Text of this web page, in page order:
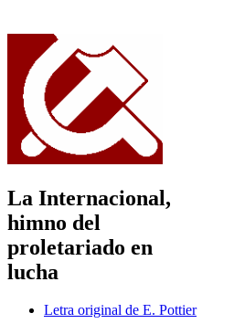
La Internacional,
himno del
proletariado en
lucha
Letra original de E. Pottier